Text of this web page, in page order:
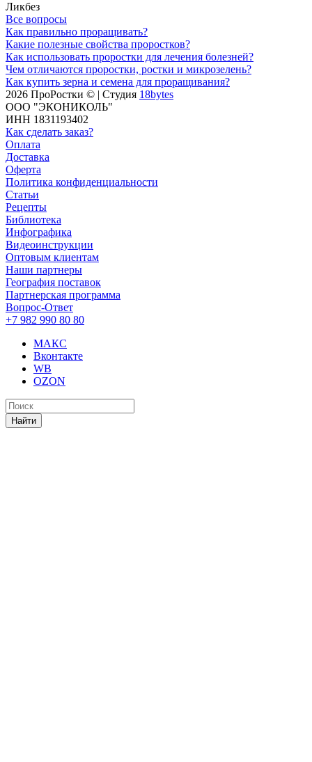
Ликбез
Все вопросы
Как правильно проращивать?
Какие полезные свойства проростков?
Как использовать проростки для лечения болезней?
Чем отличаются проростки, ростки и микрозелень?
Как купить зерна и семена для проращивания?
2026 ПроРостки © | Студия 18bytes
ООО "ЭКОНИКОЛЬ"
ИНН 1831193402
Как сделать заказ?
Оплата
Доставка
Оферта
Политика конфиденциальности
Статьи
Рецепты
Библиотека
Инфографика
Видеоинструкции
Оптовым клиентам
Наши партнеры
География поставок
Партнерская программа
Вопрос-Ответ
+7 982 990 80 80
МАКС
Вконтакте
WB
OZON
Найти